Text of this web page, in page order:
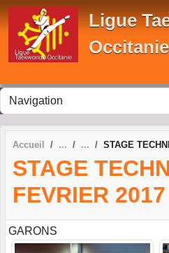
Ligue
Occitanie
Accueil STAGE
STAGE
FEVRIER 2017
GARONS
Panneau de gestion des cookies